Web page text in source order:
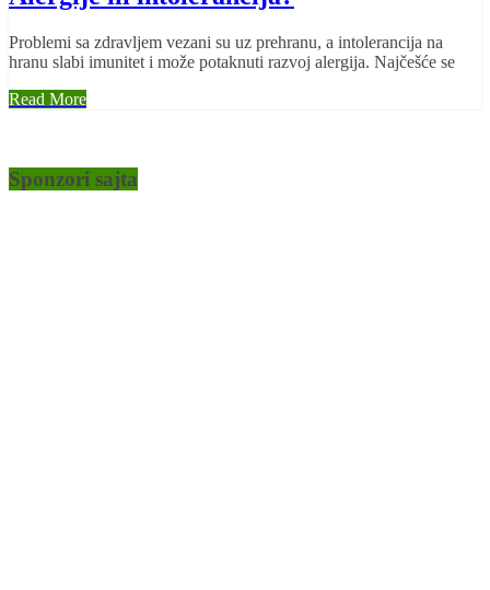
Problemi sa zdravljem vezani su uz prehranu, a intolerancija na
hranu slabi imunitet i može potaknuti razvoj alergija. Najčešće se
Read More
Sponzori sajta